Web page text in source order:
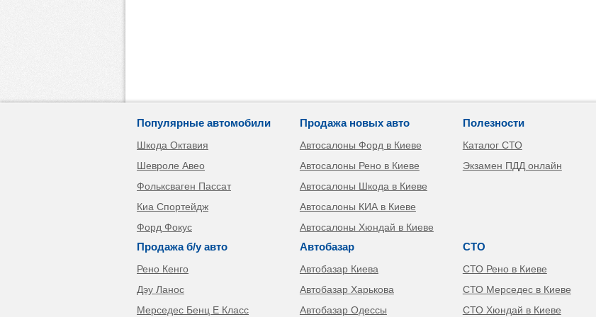
Популярные автомобили
Шкода Октавия
Шевроле Авео
Фольксваген Пассат
Киа Спортейдж
Форд Фокус
Продажа б/у авто
Рено Кенго
Дэу Ланос
Мерседес Бенц Е Класс
Продажа новых авто
Автосалоны Форд в Киеве
Автосалоны Рено в Киеве
Автосалоны Шкода в Киеве
Автосалоны КИА в Киеве
Автосалоны Хюндай в Киеве
Автобазар
Автобазар Киева
Автобазар Харькова
Автобазар Одессы
Полезности
Каталог СТО
Экзамен ПДД онлайн
СТО
СТО Рено в Киеве
СТО Мерседес в Киеве
СТО Хюндай в Киеве